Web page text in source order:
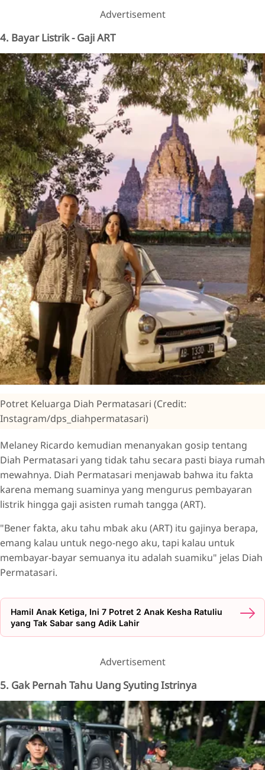
Advertisement
4. Bayar Listrik - Gaji ART
Potret Keluarga Diah Permatasari (Credit:
Instagram/dps_diahpermatasari)
Melaney Ricardo kemudian menanyakan gosip tentang
Diah Permatasari yang tidak tahu secara pasti biaya rumah
mewahnya. Diah Permatasari menjawab bahwa itu fakta
karena memang suaminya yang mengurus pembayaran
listrik hingga gaji asisten rumah tangga (ART).
"Bener fakta, aku tahu mbak aku (ART) itu gajinya berapa,
emang kalau untuk nego-nego aku, tapi kalau untuk
membayar-bayar semuanya itu adalah suamiku" jelas Diah
Permatasari.
Hamil Anak Ketiga, Ini 7 Potret 2 Anak Kesha Ratuliu
yang Tak Sabar sang Adik Lahir
Advertisement
5. Gak Pernah Tahu Uang Syuting Istrinya